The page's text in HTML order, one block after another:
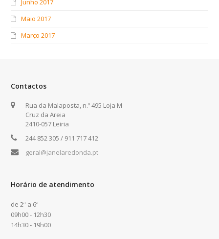
Junho 2017
Maio 2017
Março 2017
Contactos
Rua da Malaposta, n.º 495 Loja M
Cruz da Areia
2410-057 Leiria
244 852 305 / 911 717 412
geral@janelaredonda.pt
Horário de atendimento
de 2ª a 6ª
09h00 - 12h30
14h30 - 19h00